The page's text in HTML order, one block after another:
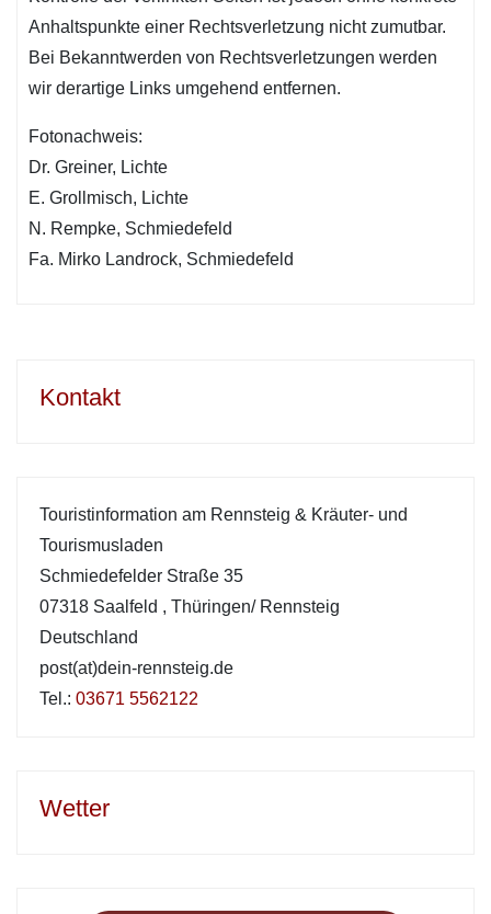
Anhaltspunkte einer Rechtsverletzung nicht zumutbar.
Bei Bekanntwerden von Rechtsverletzungen werden
wir derartige Links umgehend entfernen.
Fotonachweis:
Dr. Greiner, Lichte
E. Grollmisch, Lichte
N. Rempke, Schmiedefeld
Fa. Mirko Landrock, Schmiedefeld
Kontakt
Touristinformation am Rennsteig & Kräuter- und
Tourismusladen
Schmiedefelder Straße 35
07318 Saalfeld , Thüringen/ Rennsteig
Deutschland
post(at)dein-rennsteig.de
Tel.: 03671 5562122
Wetter